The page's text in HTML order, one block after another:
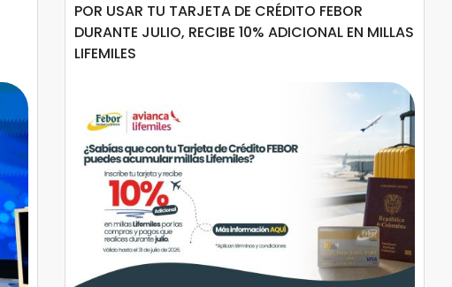
POR USAR TU TARJETA DE CRÉDITO FEBOR
DURANTE JULIO, RECIBE 10% ADICIONAL EN MILLAS
LIFEMILES